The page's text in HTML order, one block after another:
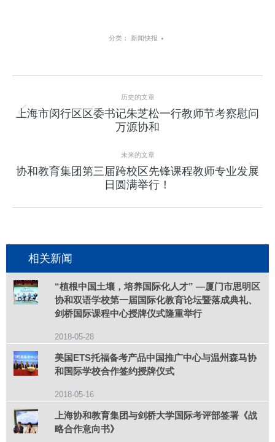
分类： 新闻快报
目
航
历史的文章
上
一
项
目：
上海市闵行区区委书记朱芝松一行教师节考察慰问
万源协和
未来的文章
下
一
协和教育集团第三届跨校区先锋课程教师专业发展
日圆满举行！
相关新闻
“植根中国土壤，培养国际化人才” —厦门市思明区
协和双语学校第一届国际化教育论坛暨落成典礼、
剑桥国际课程中心授牌仪式隆重举行
2018-05-28
美国ETS托福备考产品中国推广中心与温州森马协
和国际学校合作签约授牌仪式
2018-05-16
上海协和教育集团与剑桥大学国际考评部签署《战
略合作意向书》